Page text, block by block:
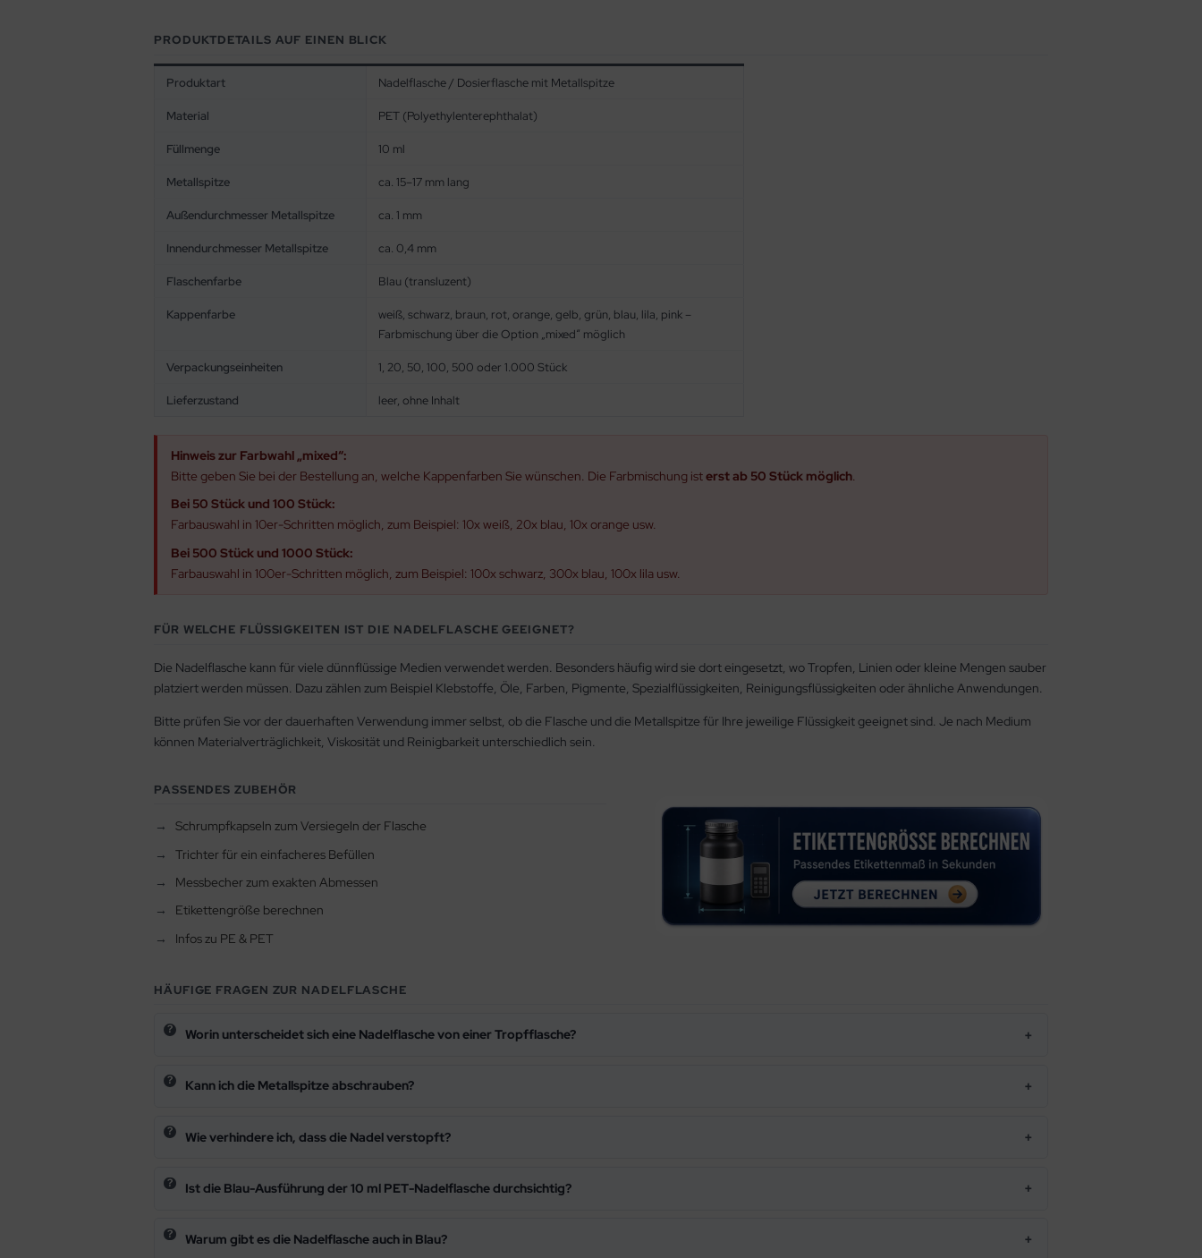
PRODUKTDETAILS AUF EINEN BLICK
Produktart Nadelflasche / Dosierflasche mit Metallspitze
Material PET (Polyethylenterephthalat)
Füllmenge 10 ml
Metallspitze ca. 15–17 mm lang
Außendurchmesser Metallspitze ca. 1 mm
Innendurchmesser Metallspitze ca. 0,4 mm
Flaschenfarbe Blau (transluzent)
Kappenfarbe
weiß, schwarz, braun, rot, orange, gelb, grün, blau, lila, pink –
Farbmischung über die Option „mixed“ möglich
Verpackungseinheiten 1, 20, 50, 100, 500 oder 1.000 Stück
Lieferzustand leer, ohne Inhalt
Hinweis zur Farbwahl „mixed“:
Bitte geben Sie bei der Bestellung an, welche Kappenfarben Sie wünschen. Die Farbmischung isterst ab 50 Stück möglich.
Bei 50 Stück und 100 Stück:
Farbauswahl in 10er-Schritten möglich, zum Beispiel: 10x weiß, 20x blau, 10x orange usw.
Bei 500 Stück und 1000 Stück:
Farbauswahl in 100er-Schritten möglich, zum Beispiel: 100x schwarz, 300x blau, 100x lila usw.
FÜR WELCHE FLÜSSIGKEITEN IST DIE NADELFLASCHE GEEIGNET?
Die Nadelflasche kann für viele dünnflüssige Medien verwendet werden. Besonders häufig wird sie dort eingesetzt, wo Tropfen, Linien oder kleine Mengen sauber
platziert werden müssen. Dazu zählen zum Beispiel Klebstoffe, Öle, Farben, Pigmente, Spezialflüssigkeiten, Reinigungsflüssigkeiten oder ähnliche Anwendungen.
Bitte prüfen Sie vor der dauerhaften Verwendung immer selbst, ob die Flasche und die Metallspitze für Ihre jeweilige Flüssigkeit geeignet sind. Je nach Medium
können Materialverträglichkeit, Viskosität und Reinigbarkeit unterschiedlich sein.
PASSENDES ZUBEHÖR
Schrumpfkapseln zum Versiegeln der Flasche
Trichter für ein einfacheres Befüllen
Messbecher zum exakten Abmessen
Etikettengröße berechnen
Infos zu PE & PET
HÄUFIGE FRAGEN ZUR NADELFLASCHE
Worin unterscheidet sich eine Nadelflasche von einer Tropfflasche?
Kann ich die Metallspitze abschrauben?
Wie verhindere ich, dass die Nadel verstopft?
Ist die Blau-Ausführung der 10 ml PET-Nadelflasche durchsichtig?
Warum gibt es die Nadelflasche auch in Blau?